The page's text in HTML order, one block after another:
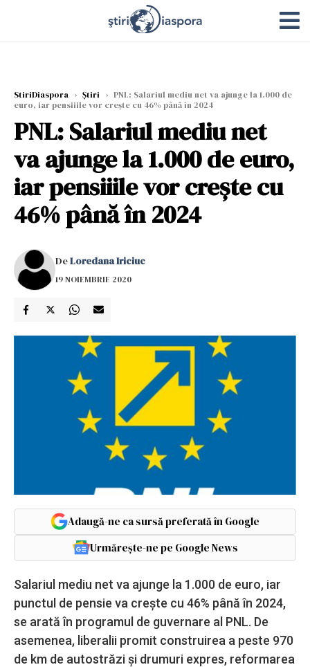
StiriDiaspora › Știri › PNL: Salariul mediu net va ajunge la 1.000 de
euro, iar pensiiile vor crește cu 46% până în 2024
PNL: Salariul mediu net
va ajunge la 1.000 de euro,
iar pensiiile vor crește cu
46% până în 2024
DeLoredana Iriciuc
19 NOIEMBRIE 2020
Adaugă-ne ca sursă preferată în Google
Urmărește-ne pe Google News
Salariul mediu net va ajunge la 1.000 de euro, iar
punctul de pensie va crește cu 46% până în 2024,
se arată în programul de guvernare al PNL. De
asemenea, liberalii promit construirea a peste 970
de km de autostrăzi și drumuri expres, reformarea